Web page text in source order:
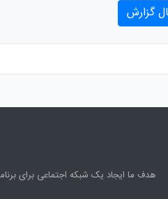
گزارش
هدف ما ایجاد یک شبکه اجتماعی برای